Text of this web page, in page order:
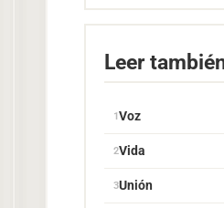
Leer
Voz
Vida
Unión